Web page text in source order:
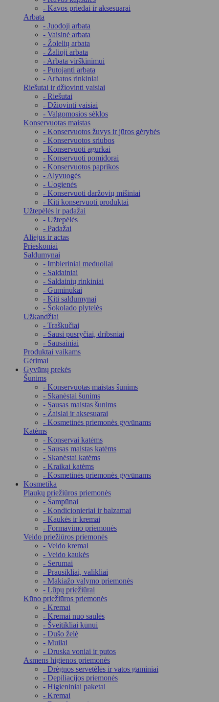
- Kavos priedai ir aksesuarai
Arbata
- Juodoji arbata
- Vaisinė arbata
- Žolelių arbata
- Žalioji arbata
- Arbata virškinimui
- Putojanti arbata
- Arbatos rinkiniai
Riešutai ir džiovinti vaisiai
- Riešutai
- Džiovinti vaisiai
- Valgomosios sėklos
Konservuotas maistas
- Konservuotos žuvys ir jūros gėrybės
- Konservuotos sriubos
- Konservuoti agurkai
- Konservuoti pomidorai
- Konservuotos paprikos
- Alyvuogės
- Uogienės
- Konservuoti daržovių mišiniai
- Kiti konservuoti produktai
Užtepėlės ir padažai
- Užtepėlės
- Padažai
Aliejus ir actas
Prieskoniai
Saldumynai
- Imbieriniai meduoliai
- Saldainiai
- Saldainių rinkiniai
- Guminukai
- Kiti saldumynai
- Šokolado plytelės
Užkandžiai
- Traškučiai
- Sausi pusryčiai, dribsniai
- Sausainiai
Produktai vaikams
Gėrimai
Gyvūnų prekės
Šunims
- Konservuotas maistas šunims
- Skanėstai šunims
- Sausas maistas šunims
- Žaislai ir aksesuarai
- Kosmetinės priemonės gyvūnams
Katėms
- Konservai katėms
- Sausas maistas katėms
- Skanėstai katėms
- Kraikai katėms
- Kosmetinės priemonės gyvūnams
Kosmetika
Plaukų priežiūros priemonės
- Šampūnai
- Kondicionieriai ir balzamai
- Kaukės ir kremai
- Formavimo priemonės
Veido priežiūros priemonės
- Veido kremai
- Veido kaukės
- Serumai
- Prausikliai, valikliai
- Makiažo valymo priemonės
- Lūpų priežiūrai
Kūno priežiūros priemonės
- Kremai
- Kremai nuo saulės
- Šveitikliai kūnui
- Dušo želė
- Muilai
- Druska voniai ir putos
Asmens higienos priemonės
- Drėgnos servetėlės ir vatos gaminiai
- Depiliacijos priemonės
- Higieniniai paketai
- Kremai